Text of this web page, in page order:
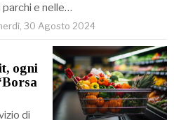
parchi e nelle…
30 Agosto 2024
ogni
di